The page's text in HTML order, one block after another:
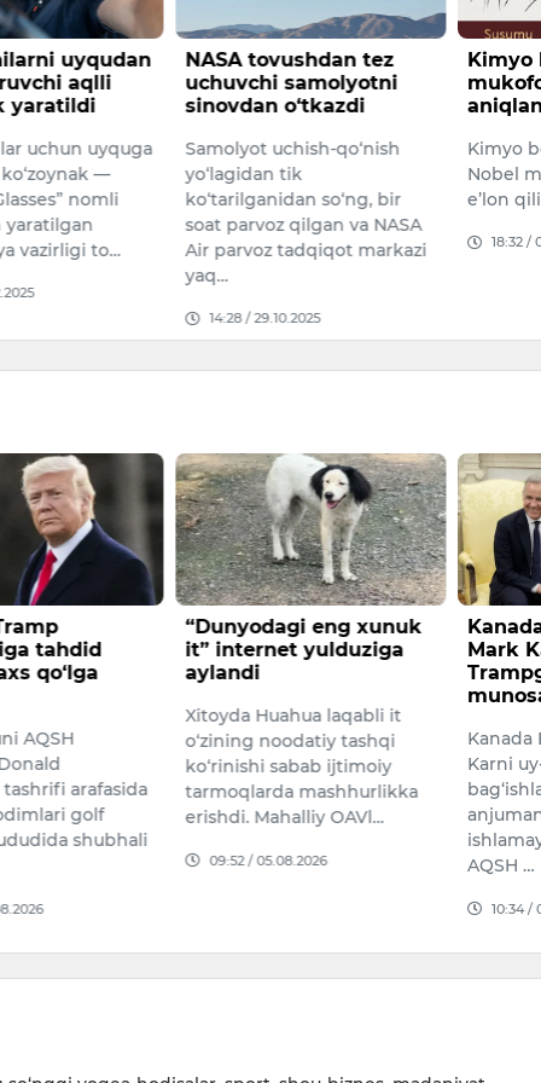
tez
qo‘nish
so‘ng, bir
va NASA
markazi
Kimyo bo‘yicha Nobel
mukofoti g‘oliblari
aniqlandi
Kimyo bo‘yicha 2025-yilgi
Nobel mukofoti g‘oliblari
e’lon qilindi.
18:32 / 08.10.2025
Nobel
Shimon
eng xunuk
yulduziga
tashqi
ijtimoiy
mashhurlikka
OAVl…
Kanada Bosh vaziri
Mark Karni Donald
Trampga kinoyali
Kanada Bosh vaziri Mark
Karni uy-joy siyosatiga
bag‘ishlangan matbuot
anjumanida telesuflyor
AQSH …
5-
bilan
Shamol
16:44 /